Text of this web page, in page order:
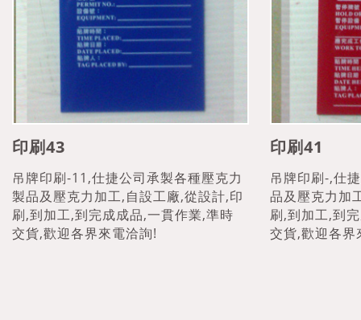
印刷43
吊牌印刷-11,仕捷公司承製各種壓克力
製品及壓克力加工,自設工廠,從設計,印
刷,到加工,到完成成品,一貫作業,準時
交貨,歡迎各界來電洽詢!
印刷41
吊牌印刷-,仕
品及壓克力加
刷,到加工,到
交貨,歡迎各界